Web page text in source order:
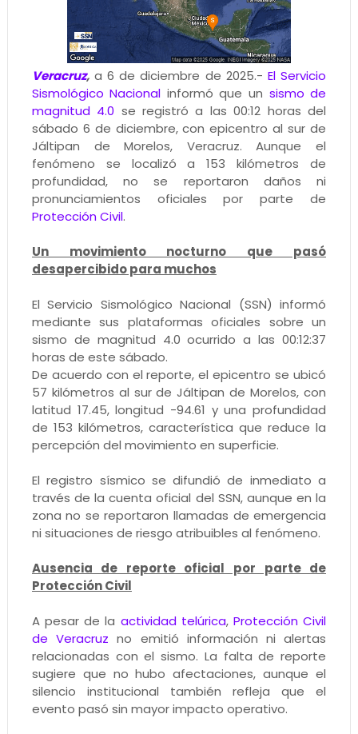
Veracruz,a 6 de diciembre de 2025.- El Servicio
Sismológico Nacional informó que un sismo de
magnitud 4.0 se registró a las 00:12 horas del
sábado 6 de diciembre, con epicentro al sur de
Jáltipan de Morelos, Veracruz. Aunque el
fenómeno se localizó a 153 kilómetros de
profundidad, no se reportaron daños ni
pronunciamientos oficiales por parte de
Protección Civil.
Un movimiento nocturno que pasó
desapercibido para muchos
El Servicio Sismológico Nacional (SSN) informó
mediante sus plataformas oficiales sobre un
sismo de magnitud 4.0 ocurrido a las 00:12:37
horas de este sábado.
De acuerdo con el reporte, el epicentro se ubicó
57 kilómetros al sur de Jáltipan de Morelos, con
latitud 17.45, longitud -94.61 y una profundidad
de 153 kilómetros, característica que reduce la
percepción del movimiento en superficie.
El registro sísmico se difundió de inmediato a
través de la cuenta oficial del SSN, aunque en la
zona no se reportaron llamadas de emergencia
ni situaciones de riesgo atribuibles al fenómeno.
Ausencia de reporte oficial por parte de
Protección Civil
A pesar de la actividad telúrica, Protección Civil
de Veracruz no emitió información ni alertas
relacionadas con el sismo. La falta de reporte
sugiere que no hubo afectaciones, aunque el
silencio institucional también refleja que el
evento pasó sin mayor impacto operativo.